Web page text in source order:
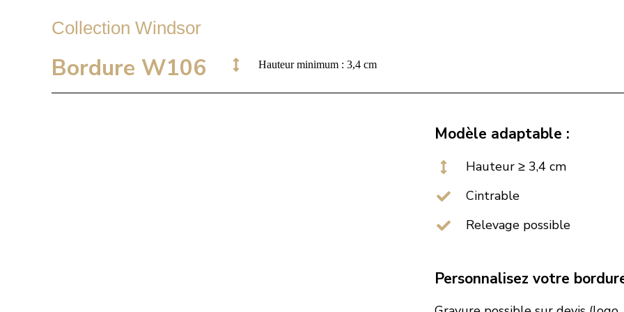
Collection Windsor
Bordure W106 Hauteur minimum : 3,4 cm
Modèle adaptable :
Hauteur ≥ 3,4 cm
Cintrable
Relevage possible
Personnalisez votre